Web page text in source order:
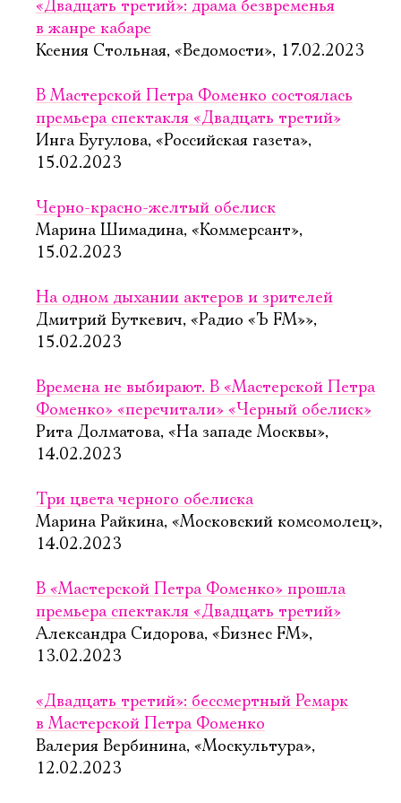
«Двадцать третий»: драма безвременья
в жанре кабаре
Ксения Стольная, «Ведомости», 17.02.2023
В Мастерской Петра Фоменко состоялась
премьера спектакля «Двадцать третий»
Инга Бугулова, «Российская газета»,
15.02.2023
Черно-красно-желтый обелиск
Марина Шимадина, «Коммерсант»,
15.02.2023
На одном дыхании актеров и зрителей
Дмитрий Буткевич, «Радио «Ъ FM»»,
15.02.2023
Времена не выбирают. В «Мастерской Петра
Фоменко» «перечитали» «Черный обелиск»
Рита Долматова, «На западе Москвы»,
14.02.2023
Три цвета черного обелиска
Марина Райкина, «Московский комсомолец»,
14.02.2023
В «Мастерской Петра Фоменко» прошла
премьера спектакля «Двадцать третий»
Александра Сидорова, «Бизнес FM»,
13.02.2023
«Двадцать третий»: бессмертный Ремарк
в Мастерской Петра Фоменко
Валерия Вербинина, «Москультура»,
12.02.2023